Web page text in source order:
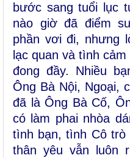
bước sang tuổi lục
nào giờ đã điểm
phần vơi đi, nhưng
lạc quan và tình
đong đầy. Nhiều
Ông Bà Nội, Ngoại,
đã là Ông Bà Cố,
có làm phai nhòa
tình bạn, tình Côtrò
thân yêu vẫn luôn